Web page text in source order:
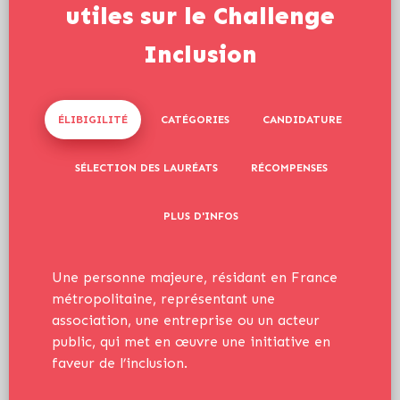
utiles sur le Challenge
Inclusion
ÉLIBIGILITÉ CATÉGORIES CANDIDATURE
SÉLECTION DES LAURÉATS RÉCOMPENSES
PLUS D'INFOS
Une personne majeure, résidant en France
métropolitaine, représentant une
association, une entreprise ou un acteur
public, qui met en œuvre une initiative en
faveur de l’inclusion.